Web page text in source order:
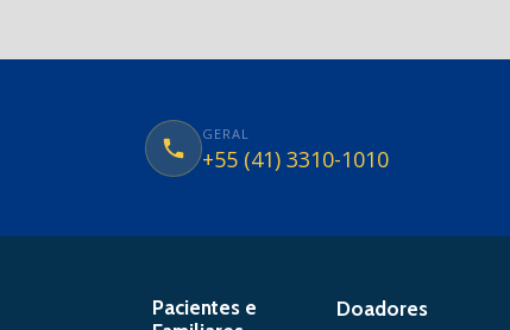
GERAL
+55 (41) 3310-1010
Pacientes e
Doadores